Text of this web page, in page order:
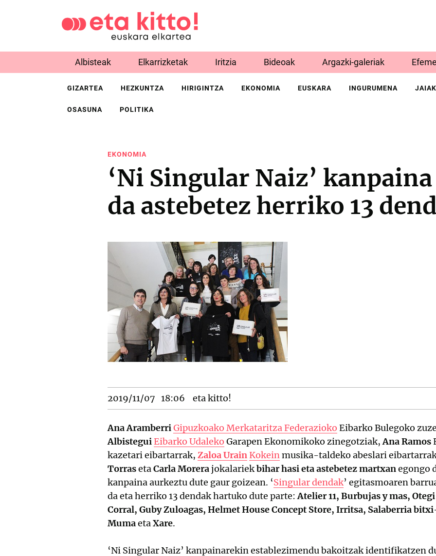
Albisteak Elkarrizketak Iritzia Bideoak Argazki-galeriak
GIZARTEA HEZKUNTZA HIRIGINTZA EKONOMIA EUSKARA INGURUMENA JAIAK
OSASUNA POLITIKA
EKONOMIA
‘Ni Singular Naiz’
da astebetez herriko 13
2019/11/07 18:06 eta kitto!
Ana AramberriGipuzkoako Merkataritza Federazioko Eibarko Bulegoko
AlbisteguiEibarko Udaleko Garapen Ekonomikoko zinegotziak,Ana Ramos
kazetari eibartarrak, Zaloa Urain Kokeinmusika-taldeko abeslari
TorrasetaCarla Morerajokalariekbihar hasi eta astebetez martxanegongo
kanpaina aurkeztu dute gaur goizean. ‘Singular dendak’ egitasmoaren
da eta herriko 13 dendak hartuko dute parte:Atelier 11, Burbujas y mas,
Corral, Guby Zuloagas, Helmet House Concept Store, Irritsa, Salaberria
MumaetaXare.
‘Ni Singular Naiz’ kanpainarekin establezimendu bakoitzak identifikatzen